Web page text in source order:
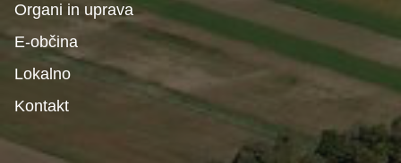
Organi in uprava
E-občina
Lokalno
Kontakt